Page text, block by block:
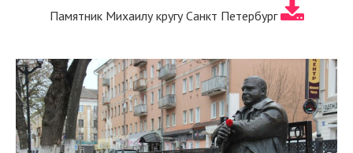
Памятник Михаилу кругу Санкт Петербург